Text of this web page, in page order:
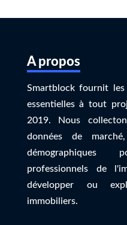
A propos
Smartblock fournit les
essentielles à tout
2019. Nous
données de
professionnels de
développer ou
immobiliers.